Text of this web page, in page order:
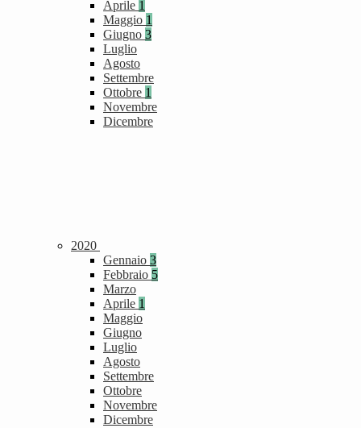
Aprile 1
Maggio 1
Giugno 3
Luglio
Agosto
Settembre
Ottobre 1
Novembre
Dicembre
2020
Gennaio 3
Febbraio 5
Marzo
Aprile 1
Maggio
Giugno
Luglio
Agosto
Settembre
Ottobre
Novembre
Dicembre